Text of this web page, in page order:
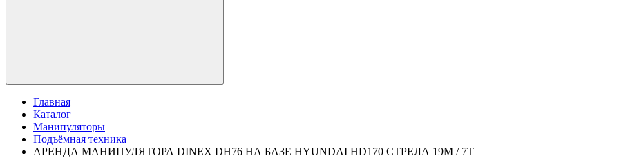
Главная
Каталог
Манипуляторы
Подъёмная техника
АРЕНДА МАНИПУЛЯТОРА DINEX DH76 НА БАЗЕ HYUNDAI HD170 СТРЕЛА 19М / 7Т